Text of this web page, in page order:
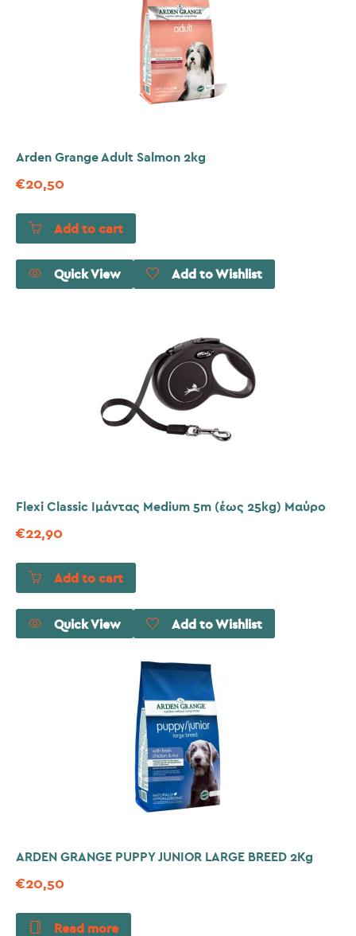
Arden Grange Adult Salmon 2kg
€20,50
Add to cart
Quick View Add to Wishlist
Flexi Classic Ιμάντας Medium 5m (έως 25kg) Μαύρο
€22,90
Add to cart
Quick View Add to Wishlist
ARDEN GRANGE PUPPY JUNIOR LARGE BREED 2Kg
€20,50
Read more